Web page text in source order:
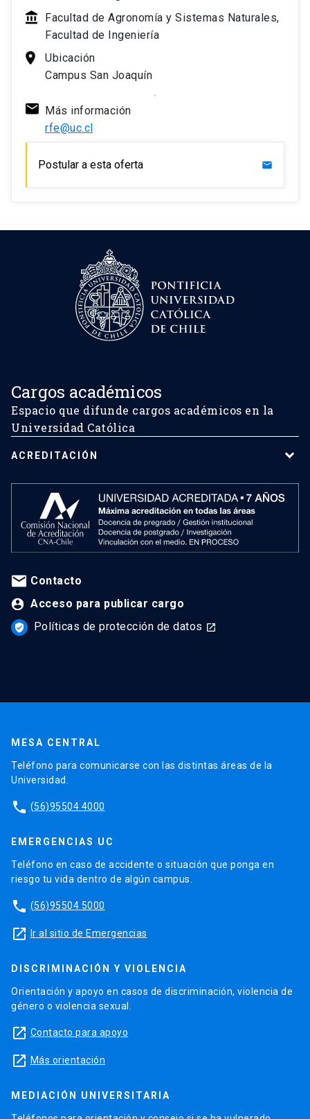
Facultad de Agronomía y Sistemas Naturales,
Facultad de Ingeniería
Ubicación
Campus San Joaquín
Más información
rfe@uc.cl
Postular a esta oferta mail
Cargos académicos
Espacio que difunde cargos académicos en la
Universidad Católica
ACREDITACIÓN
Contacto
Acceso para publicar cargo
verified_user Políticas de protección de datos launch
MESA CENTRAL
Teléfono para comunicarse con las distintas áreas de la
Universidad.
phone (56)95504 4000
EMERGENCIAS UC
Teléfono en caso de accidente o situación que ponga en
riesgo tu vida dentro de algún campus.
phone (56)95504 5000
launch Ir al sitio de Emergencias
DISCRIMINACIÓN Y VIOLENCIA
Orientación y apoyo en casos de discriminación, violencia de
género o violencia sexual.
launch Contacto para apoyo
launch Más orientación
MEDIACIÓN UNIVERSITARIA